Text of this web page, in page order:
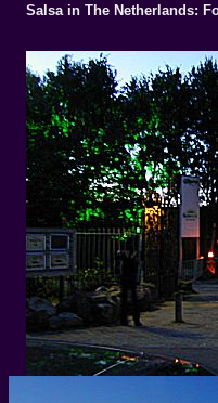
Salsa in The Netherlands: